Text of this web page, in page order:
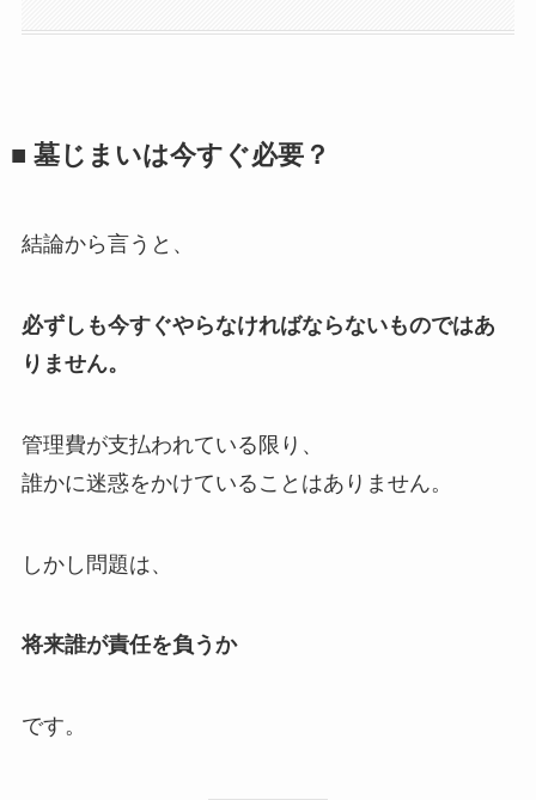
■ 墓じまいは​今すぐ​必要？
結論から言うと、
必ずしも今すぐやらなければならないものではあ
りません。
管理費が支払われている限り、
誰かに迷惑をかけていることはありません。
しかし問題は、
将来誰が責任を負うか
です。